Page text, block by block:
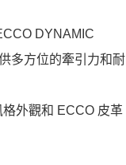
DYNAMIC
多方位的牽引力和耐
外觀和 ECCO 皮革